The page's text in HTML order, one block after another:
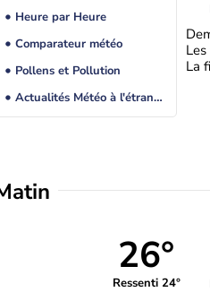
Heure par Heure
Comparateur météo
Pollens et Pollution
Actualités Météo à l'étranger
La
26°
Ressenti 24°